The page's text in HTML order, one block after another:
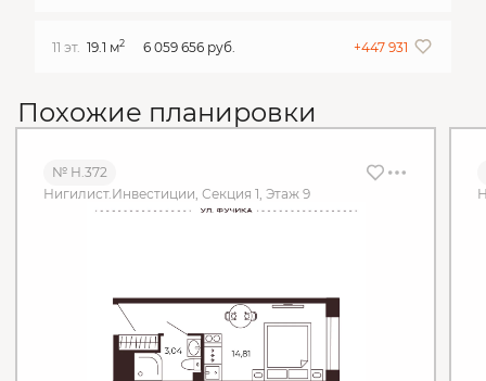
11 эт. 19.1 м2 6 059 656 руб. +447 931
Похожие планировки
№ Н.372
Нигилист.Инвестиции, Секция 1, Этаж 9